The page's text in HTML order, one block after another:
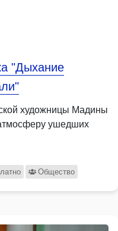
"Дыхание
художницы Мадины
ушедших
Общество